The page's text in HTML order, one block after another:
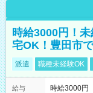
時給3000円！
宅OK！豊田市
派遣 職種未経験OK
給与
時給3000円